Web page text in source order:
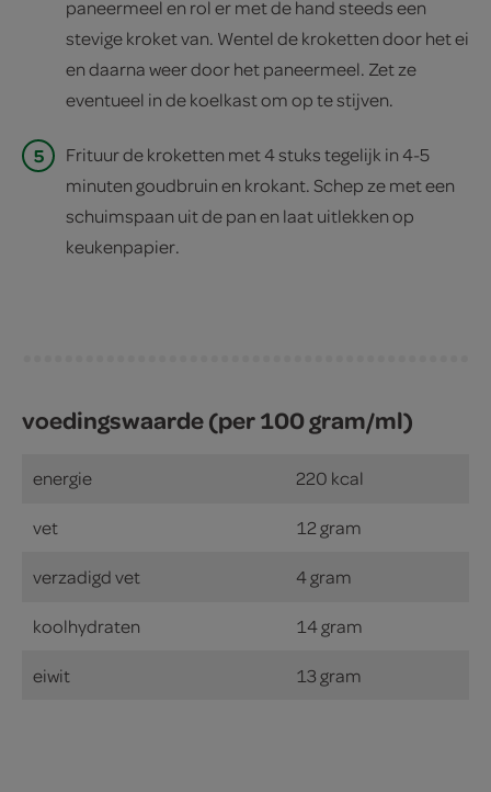
paneermeel en rol er met de hand steeds een
stevige kroket van. Wentel de kroketten door het ei
en daarna weer door het paneermeel. Zet ze
eventueel in de koelkast om op te stijven.
5
Frituur de kroketten met 4 stuks tegelijk in 4-5
minuten goudbruin en krokant. Schep ze met een
schuimspaan uit de pan en laat uitlekken op
keukenpapier.
voedingswaarde (per 100 gram/ml)
energie 220 kcal
vet 12 gram
verzadigd vet 4 gram
koolhydraten 14 gram
eiwit 13 gram